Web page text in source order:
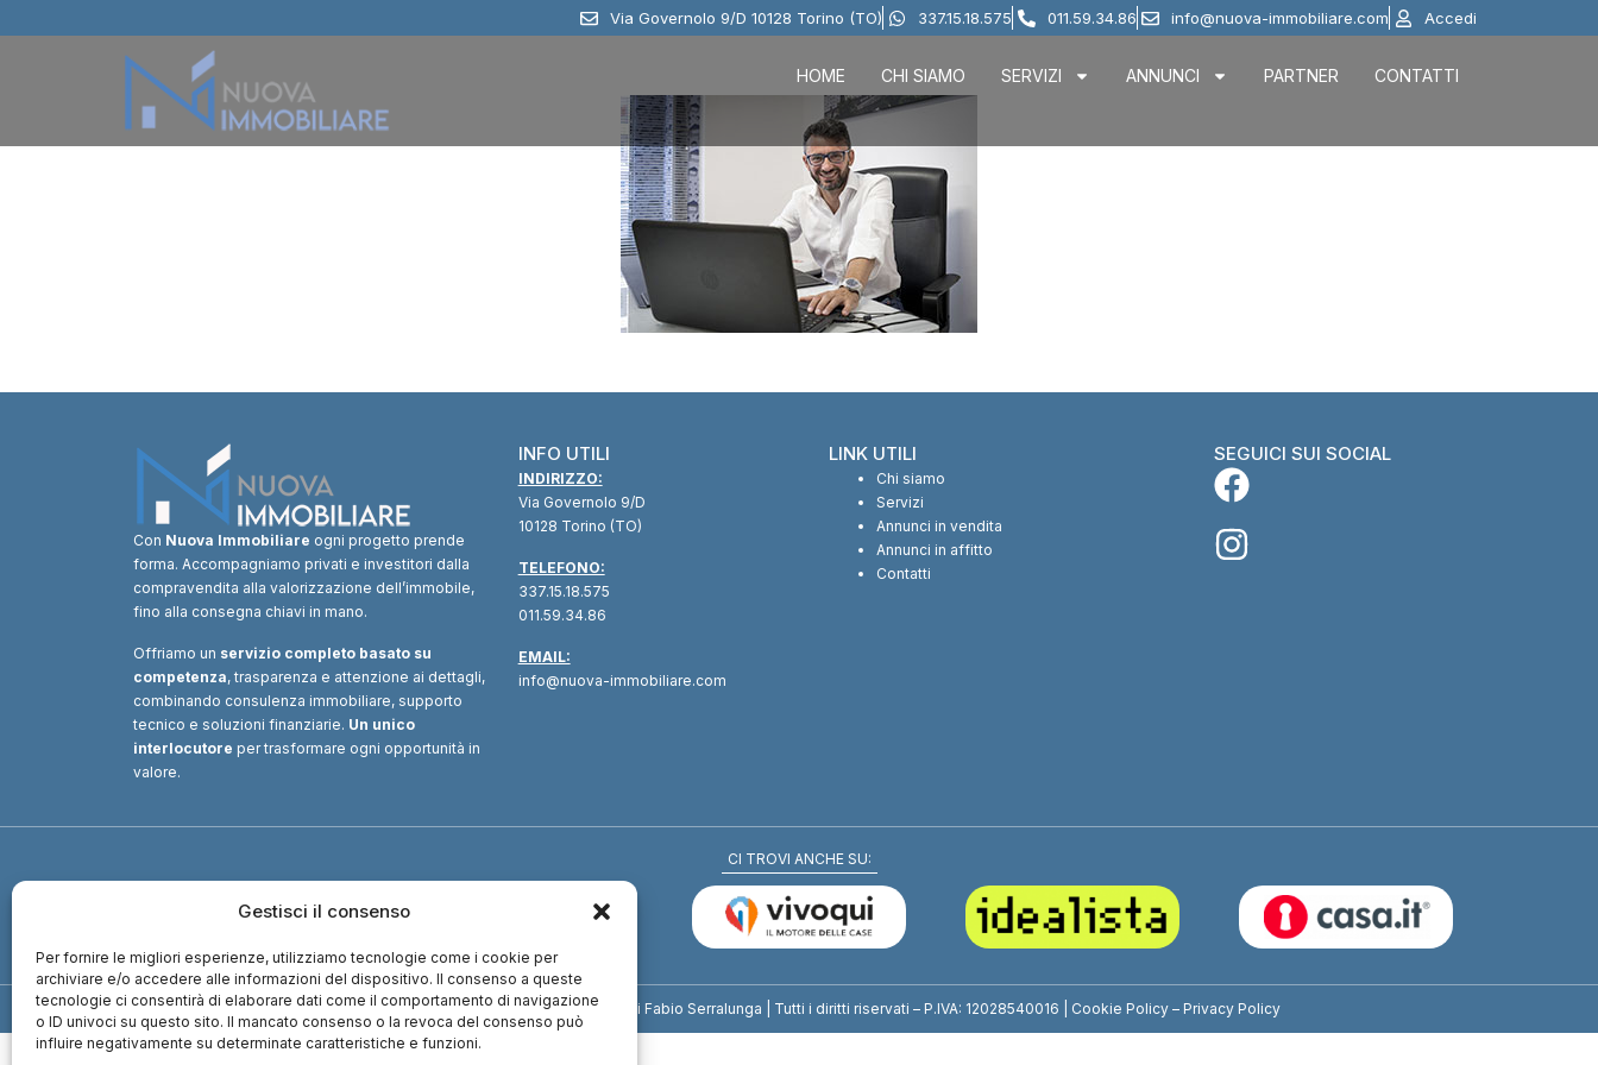
Gestisci il consenso
Per fornire le migliori esperienze, utilizziamo tecnologie come i cookie per
archiviare e/o accedere alle informazioni del dispositivo. Il consenso a queste
tecnologie ci consentirà di elaborare dati come il comportamento di navigazione
o ID univoci su questo sito. Il mancato consenso o la revoca del consenso può
influire negativamente su determinate caratteristiche e funzioni.
Via Governolo 9/D 10128 Torino (TO) 337.15.18.575 011.59.34.86 info@nuova-immobiliare.com Accedi
HOME CHI SIAMO SERVIZI ANNUNCI PARTNER CONTATTI
Con Nuova Immobiliare ogni progetto prende
forma. Accompagniamo privati e investitori dalla
compravendita alla valorizzazione dell’immobile,
fino alla consegna chiavi in mano.
Offriamo un servizio completo basato su
competenza, trasparenza e attenzione ai dettagli,
combinando consulenza immobiliare, supporto
tecnico e soluzioni finanziarie. Un unico
interlocutore per trasformare ogni opportunità in
valore.
INFO UTILI
INDIRIZZO:
Via Governolo 9/D
10128 Torino (TO)
TELEFONO:
337.15.18.575
011.59.34.86
EMAIL:
info@nuova-immobiliare.com
LINK UTILI
Chi siamo
Servizi
Annunci in vendita
Annunci in affitto
Contatti
SEGUICI SUI SOCIAL
CI TROVI ANCHE SU:
© Copyright 2013 – 2026 Nuova Immobiliare di Fabio Serralunga | Tutti i diritti riservati – P.IVA: 12028540016 | Cookie Policy – Privacy Policy